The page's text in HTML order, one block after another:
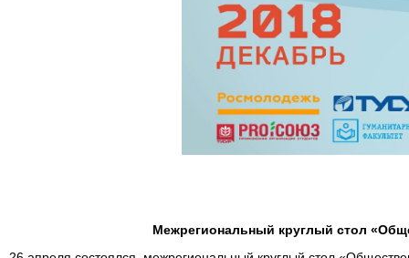
Межрегиональный круглый стол